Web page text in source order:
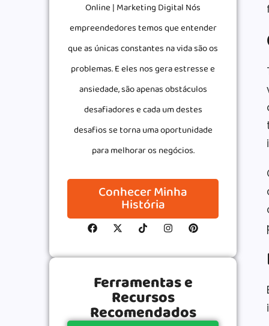
Online | Marketing Digital Nós
empreendedores temos que entender
que as únicas constantes na vida são os
problemas. E eles nos gera estresse e
ansiedade, são apenas obstáculos
desafiadores e cada um destes
desafios se torna uma oportunidade
para melhorar os negócios.
Conhecer Minha
História
Ferramentas e
Recursos
Recomendados